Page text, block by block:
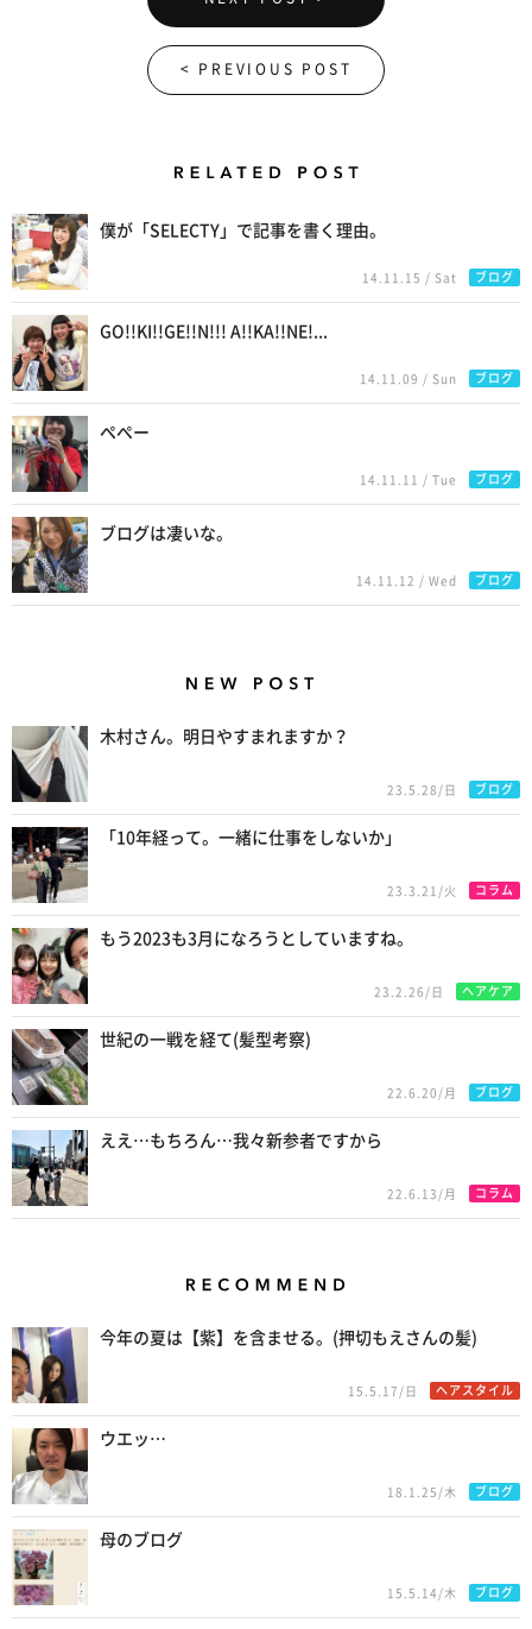
< PREVIOUS POST
僕が「SELECTY」で記事を書く理由。
14.11.15 / Sat ブログ
GO!!KI!!GE!!N!!! A!!KA!!NE!...
14.11.09 / Sun ブログ
ぺぺー
14.11.11 / Tue ブログ
ブログは凄いな。
14.11.12 / Wed ブログ
木村さん。明日やすまれますか？
23.5.28/日 ブログ
「10年経って。一緒に仕事をしないか」
23.3.21/火 コラム
もう2023も3月になろうとしていますね。
23.2.26/日 ヘアケア
世紀の一戦を経て(髪型考察)
22.6.20/月 ブログ
ええ…もちろん…我々新参者ですから
22.6.13/月 コラム
今年の夏は【紫】を含ませる。(押切もえさんの髪)
15.5.17/日 ヘアスタイル
ウエッ…
18.1.25/木 ブログ
母のブログ
15.5.14/木 ブログ